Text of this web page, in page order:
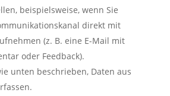
beispielsweise, wenn Sie
direkt mit
(z. B. eine E-Mail mit
oder Feedback).
unten beschrieben, Daten aus